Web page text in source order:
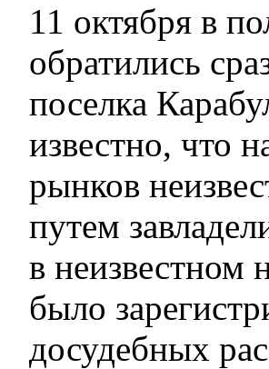
11 октября в
обратились
поселка
известно, что
рынков
путем
в неизвестном
было
досудебных